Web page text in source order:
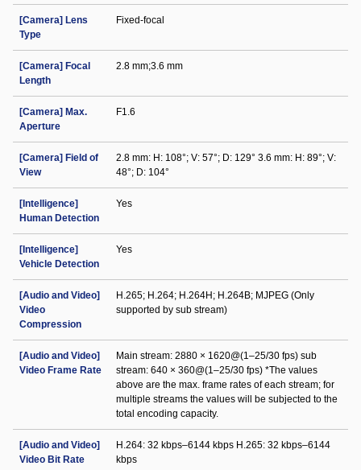
[Camera] Lens
Type
Fixed-focal
[Camera] Focal
Length
2.8 mm;3.6 mm
[Camera] Max.
Aperture
F1.6
[Camera] Field of
View
2.8 mm: H: 108°; V: 57°; D: 129° 3.6 mm: H: 89°; V:
48°; D: 104°
[Intelligence]
Human Detection
Yes
[Intelligence]
Vehicle Detection
Yes
[Audio and Video]
Video
Compression
H.265; H.264; H.264H; H.264B; MJPEG (Only
supported by sub stream)
[Audio and Video]
Video Frame Rate
Main stream: 2880 × 1620@(1–25/30 fps) sub
stream: 640 × 360@(1–25/30 fps) *The values
above are the max. frame rates of each stream; for
multiple streams the values will be subjected to the
total encoding capacity.
[Audio and Video]
Video Bit Rate
H.264: 32 kbps–6144 kbps H.265: 32 kbps–6144
kbps